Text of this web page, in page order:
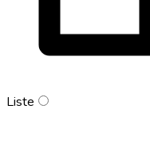
Liste